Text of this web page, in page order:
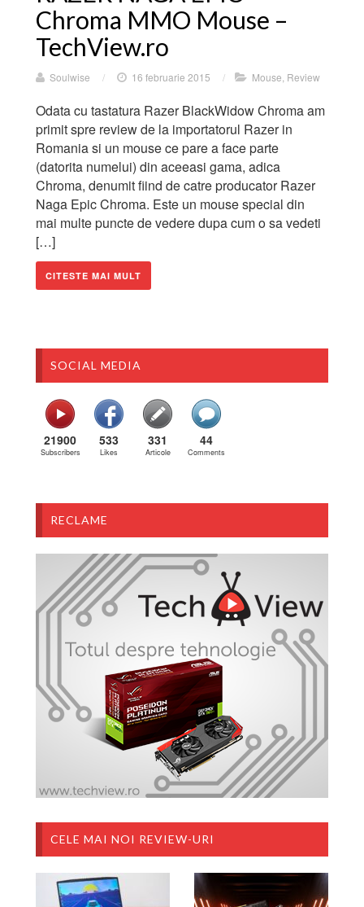
Chroma MMO Mouse –
TechView.ro
Soulwise / 16 februarie 2015 / Mouse Review
Odata cu tastatura Razer BlackWidow Chroma am
primit spre review de la importatorul Razer in
Romania si un mouse ce pare a face parte
(datorita numelui) din aceeasi gama, adica
Chroma, denumit fiind de catre producator Razer
Naga Epic Chroma. Este un mouse special din
mai multe puncte de vedere dupa cum o sa vedeti
[…]
CITESTE MAI MULT
SOCIAL MEDIA
21900
Subscribers
533
Likes
331
Articole
44
Comments
RECLAME
CELE MAI NOI REVIEW-URI